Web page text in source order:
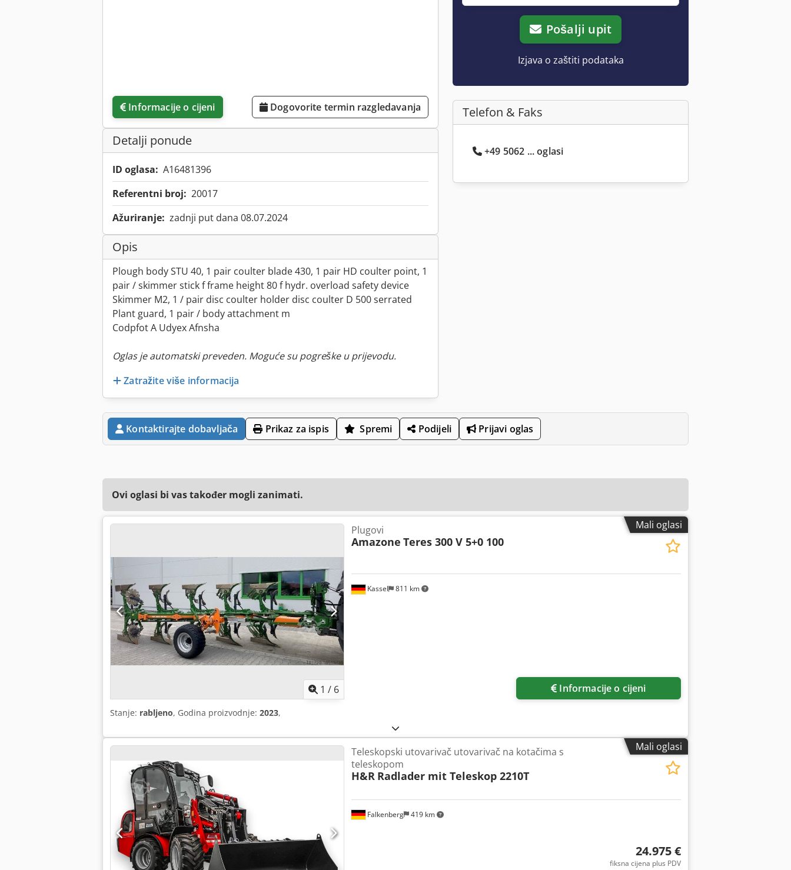
Informacije o cijeni Dogovorite termin razgledavanja
Detalji ponude
ID oglasa: A16481396
Referentni broj: 20017
Ažuriranje: zadnji put dana 08.07.2024
Opis
Plough body STU 40, 1 pair coulter blade 430, 1 pair HD coulter point, 1
pair / skimmer stick f frame height 80 f hydr. overload safety device
Skimmer M2, 1 / pair disc coulter holder disc coulter D 500 serrated
Plant guard, 1 pair / body attachment m
Codpfot A Udyex Afnsha
Oglas je automatski preveden. Moguće su pogreške u prijevodu.
Zatražite više informacija
Pošalji upit
Izjava o zaštiti podataka
Telefon & Faks
+49 5062 ... oglasi
Kontaktirajte dobavljača Prikaz za ispis Spremi Podijeli Prijavi oglas
Ovi oglasi bi vas također mogli zanimati.
Mali oglasi
1 / 6
Kassel 811 km
Plugovi
Amazone Teres 300 V 5+0 100
Informacije o cijeni
Stanje: rabljeno, Godina proizvodnje: 2023,
Mali oglasi
Falkenberg 419 km
Teleskopski utovarivač utovarivač na kotačima s
teleskopom
H&R Radlader mit Teleskop 2210T
24.975 €
fiksna cijena plus PDV